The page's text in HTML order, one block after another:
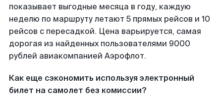
показывает выгодные месяца в году, каждую
неделю по маршруту летают 5 прямых рейсов и 10
рейсов с пересадкой. Цена варьируется, самая
дорогая из найденных пользователями 9000
рублей авиакомпанией Аэрофлот.
Как еще сэкономить используя электронный
билет на самолет без комиссии?